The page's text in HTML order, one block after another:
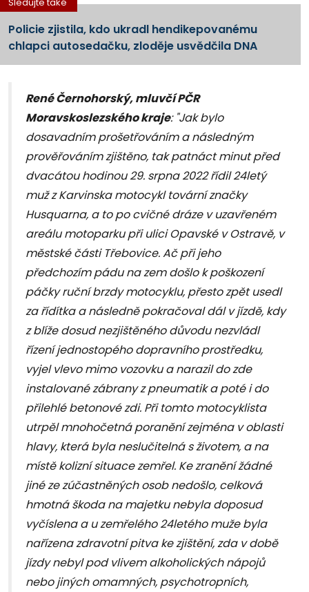
Policie zjistila, kdo ukradl hendikepovanému
chlapci autosedačku, zloděje usvědčila DNA
René Černohorský, mluvčí PČR
Moravskoslezského kraje: "Jak bylo
dosavadním prošetřováním a následným
prověřováním zjištěno, tak patnáct minut před
dvacátou hodinou 29. srpna 2022 řídil 24letý
muž z Karvinska motocykl tovární značky
Husquarna, a to po cvičné dráze v uzavřeném
areálu motoparku při ulici Opavské v Ostravě, v
městské části Třebovice. Ač při jeho
předchozím pádu na zem došlo k poškození
páčky ruční brzdy motocyklu, přesto zpět usedl
za řídítka a následně pokračoval dál v jízdě, kdy
z blíže dosud nezjištěného důvodu nezvládl
řízení jednostopého dopravního prostředku,
vyjel vlevo mimo vozovku a narazil do zde
instalované zábrany z pneumatik a poté i do
přilehlé betonové zdi. Při tomto motocyklista
utrpěl mnohočetná poranění zejména v oblasti
hlavy, která byla neslučitelná s životem, a na
místě kolizní situace zemřel. Ke zranění žádné
jiné ze zúčastněných osob nedošlo, celková
hmotná škoda na majetku nebyla doposud
vyčíslena a u zemřelého 24letého muže byla
nařízena zdravotní pitva ke zjištění, zda v době
jízdy nebyl pod vlivem alkoholických nápojů
nebo jiných omamných, psychotropních,